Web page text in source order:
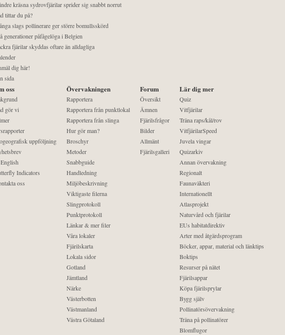
kräsna sydrovfjärilar sprider sig snabbt norrut
tittar du på?
slags pollinerare ger större bomullsskörd
generationer påfågelöga i Belgien
fjärilar skyddas oftare än alldagliga
dig här!
sida
oss
gör vi
uppföljning
Indicators
oss
Övervakningen
Rapportera
Rapportera från punktlokal
Rapportera från slinga
Hur gör man?
Broschyr
Metoder
Snabbguide
Handledning
Miljöbeskrivning
Viktigaste filerna
Slingprotokoll
Punktprotokoll
Länkar & mer filer
Våra lokaler
Fjärilskarta
Lokala sidor
Gotland
Jämtland
Närke
Västerbotten
Västmanland
Västra Götaland
Forum
Översikt
Ämnen
Fjärilsfrågor
Bilder
Allmänt
Fjärilsgalleri
Lär dig mer
Quiz
Vitfjärilar
Träna raps/kål/rov
VitfjärilarSpeed
Juvela vingar
Quizarkiv
Annan övervakning
Regionalt
Faunaväkteri
Internationellt
Atlasprojekt
Naturvård och fjärilar
EUs habitatdirektiv
Arter med åtgärdsprogram
Böcker, appar, material och länktips
Boktips
Resurser på nätet
Fjärilsappar
Köpa fjärilsprylar
Bygg själv
Pollinatörsövervakning
Träna på pollinatörer
Blomflugor